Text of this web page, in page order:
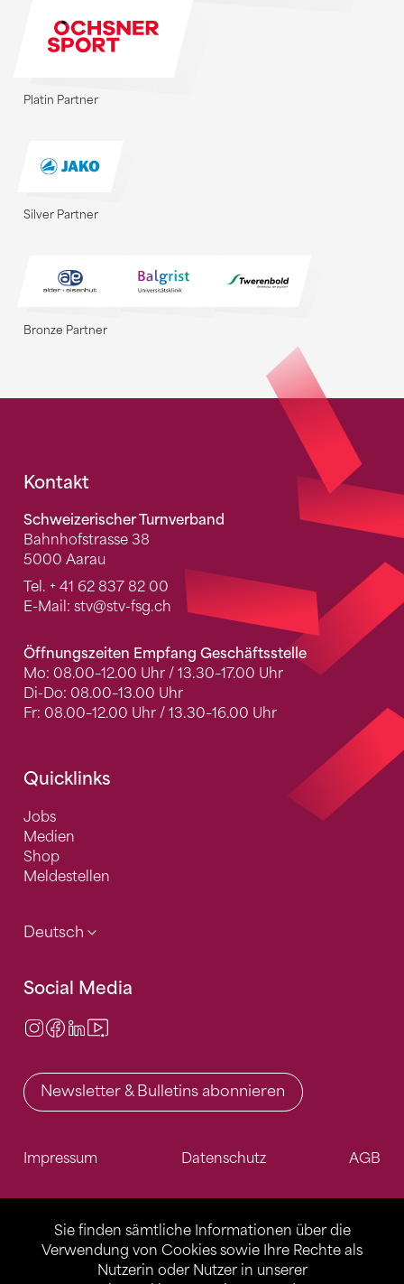
Sie finden sämtliche Informationen über die
Verwendung von Cookies sowie Ihre Rechte als
Nutzerin oder Nutzer in unserer
Platin Partner
Silver Partner
Bronze Partner
Fusszeile
Kontakt
Schweizerischer Turnverband
Bahnhofstrasse 38
5000 Aarau
Tel. + 41 62 837 82 00
E-Mail: stv@stv-fsg.ch
Öffnungszeiten Empfang Geschäftsstelle
Mo: 08.00–12.00 Uhr / 13.30–17.00 Uhr
Di-Do: 08.00–13.00 Uhr
Fr: 08.00–12.00 Uhr / 13.30–16.00 Uhr
Quicklinks
Jobs
Medien
Shop
Meldestellen
Deutsch
Social Media
Instagram
Facebook
LinkedIn
Newsletter & Bulletins abonnieren
Impressum Datenschutz AGB